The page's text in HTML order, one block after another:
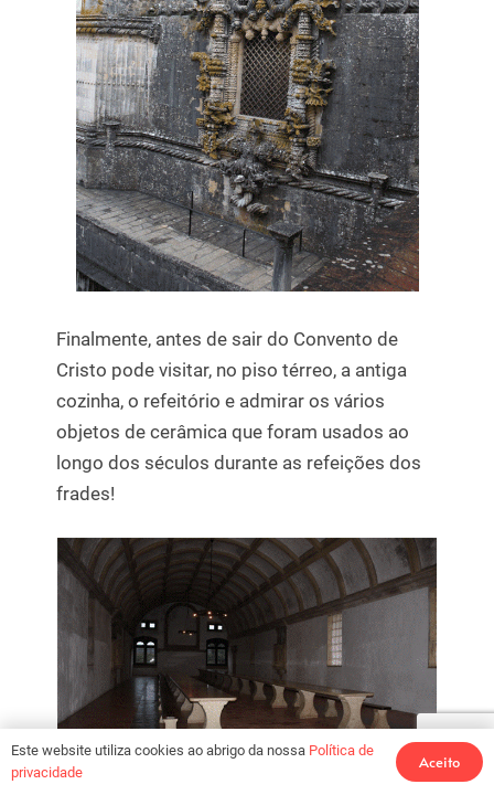
Finalmente, antes de sair do Convento de
Cristo pode visitar, no piso térreo, a antiga
cozinha, o refeitório e admirar os vários
objetos de cerâmica que foram usados ao
longo dos séculos durante as refeições dos
frades!
Este website utiliza cookies ao abrigo da nossa Política de
privacidade
Aceito